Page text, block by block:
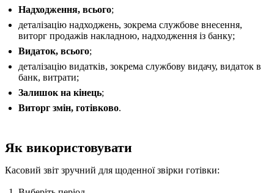
Надходження, всього;
деталізацію надходжень, зокрема службове внесення,
виторг продажів накладною, надходження із банку;
Видаток, всього;
деталізацію видатків, зокрема службову видачу, видаток в
банк, витрати;
Залишок на кінець;
Виторг змін, готівково.
Як використовувати
Касовий звіт зручний для щоденної звірки готівки: